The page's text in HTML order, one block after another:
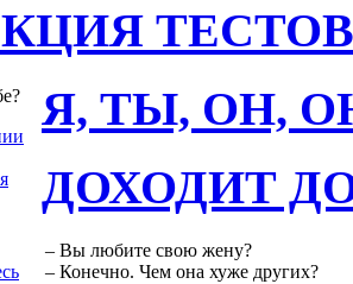
ТЕСТОВ
Я, ТЫ, ОН,
ДОХОДИТ
– Вы любите свою жену?
– Конечно. Чем она хуже других?